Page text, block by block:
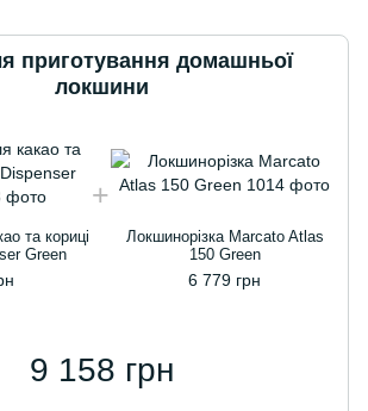
приготування домашньої
локшини
та кориці
Green
Локшинорізка Marcato Atlas
150 Green
6 779 грн
9 158 грн